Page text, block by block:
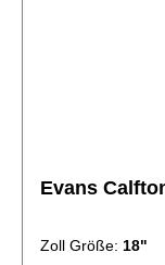
Evans
Zoll Größe: 18"